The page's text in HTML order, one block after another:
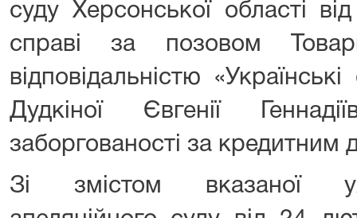
суду Херсонської області
справі за позовом
відповідальністю
Дудкіної Євгенії
заборгованості за кредитним
Зі змістом вказаної